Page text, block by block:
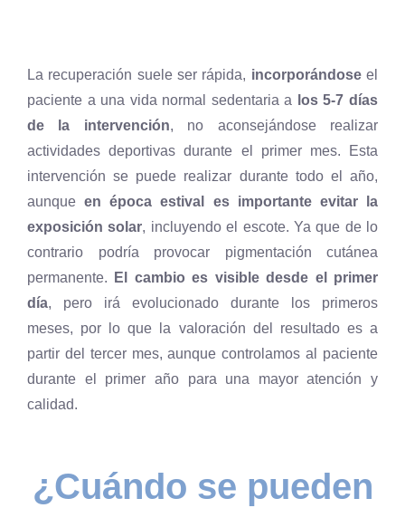
La recuperación suele ser rápida, incorporándoseel
paciente a una vida normal sedentaria a
los 5-7 días
de la intervención, no aconsejándose realizar
actividades deportivas durante el primer mes. Esta
intervención se puede realizar durante todo el año,
aunqueen época estival es importante evitar la
exposición solar, incluyendo el escote. Ya que de lo
contrario podría provocar pigmentación cutánea
permanente.
El cambio es visible desde el primer
día, pero irá evolucionado durante los primeros
meses, por lo que la valoración del resultado es a
partir del tercer mes, aunque controlamos al paciente
durante el primer año para una mayor atención y
calidad.
¿Cuándo se pueden